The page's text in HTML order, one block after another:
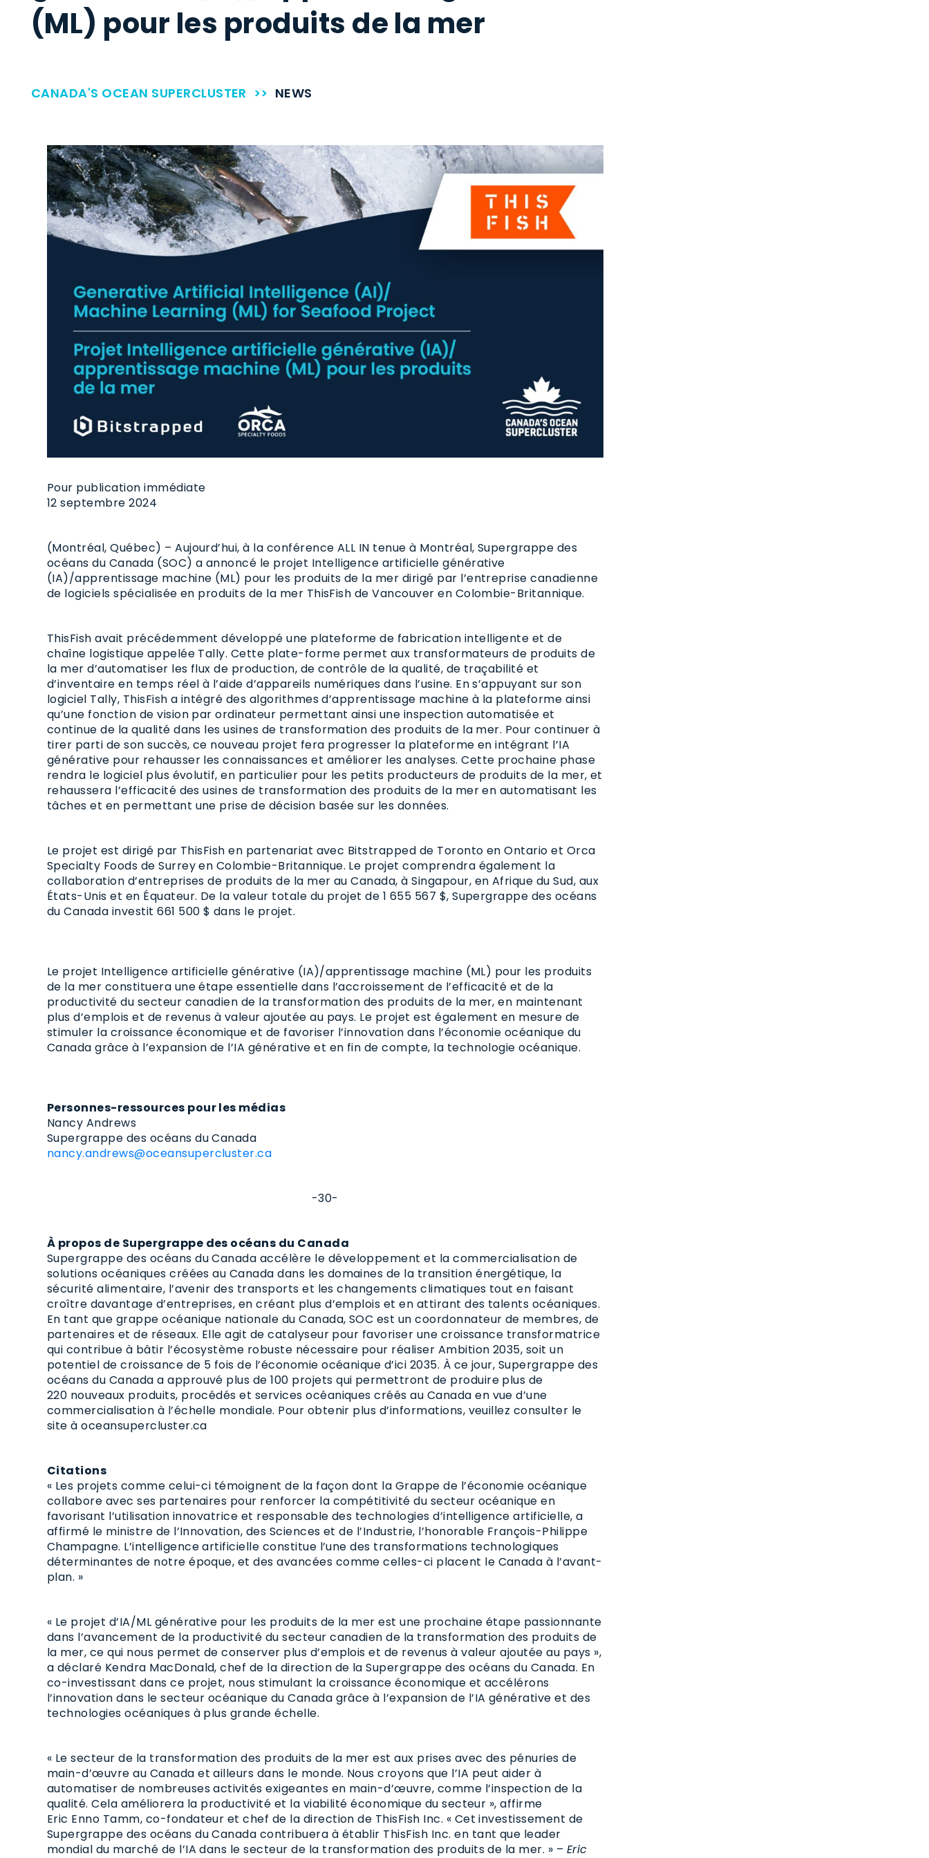
(ML) pour les produits de la mer
CANADA'S OCEAN SUPERCLUSTER >> NEWS
Pour publication immédiate
12 septembre 2024
(Montréal, Québec) – Aujourd’hui, à la conférence ALL IN tenue à Montréal, Supergrappe des
océans du Canada (SOC) a annoncé le projet Intelligence artificielle générative
(IA)/apprentissage machine (ML) pour les produits de la mer dirigé par l’entreprise canadienne
de logiciels spécialisée en produits de la mer ThisFish de Vancouver en Colombie-Britannique.
ThisFish avait précédemment développé une plateforme de fabrication intelligente et de
chaîne logistique appelée Tally. Cette plate-forme permet aux transformateurs de produits de
la mer d’automatiser les flux de production, de contrôle de la qualité, de traçabilité et
d’inventaire en temps réel à l’aide d’appareils numériques dans l’usine. En s’appuyant sur son
logiciel Tally, ThisFish a intégré des algorithmes d’apprentissage machine à la plateforme ainsi
qu’une fonction de vision par ordinateur permettant ainsi une inspection automatisée et
continue de la qualité dans les usines de transformation des produits de la mer. Pour continuer à
tirer parti de son succès, ce nouveau projet fera progresser la plateforme en intégrant l’IA
générative pour rehausser les connaissances et améliorer les analyses. Cette prochaine phase
rendra le logiciel plus évolutif, en particulier pour les petits producteurs de produits de la mer, et
rehaussera l’efficacité des usines de transformation des produits de la mer en automatisant les
tâches et en permettant une prise de décision basée sur les données.
Le projet est dirigé par ThisFish en partenariat avec Bitstrapped de Toronto en Ontario et Orca
Specialty Foods de Surrey en Colombie-Britannique. Le projet comprendra également la
collaboration d’entreprises de produits de la mer au Canada, à Singapour, en Afrique du Sud, aux
États-Unis et en Équateur. De la valeur totale du projet de 1 655 567 $, Supergrappe des océans
du Canada investit 661 500 $ dans le projet.
Le projet Intelligence artificielle générative (IA)/apprentissage machine (ML) pour les produits
de la mer constituera une étape essentielle dans l’accroissement de l’efficacité et de la
productivité du secteur canadien de la transformation des produits de la mer, en maintenant
plus d’emplois et de revenus à valeur ajoutée au pays. Le projet est également en mesure de
stimuler la croissance économique et de favoriser l’innovation dans l’économie océanique du
Canada grâce à l’expansion de l’IA générative et en fin de compte, la technologie océanique.
Personnes-ressources pour les médias
Nancy Andrews
Supergrappe des océans du Canada
nancy.andrews@oceansupercluster.ca
-30-
À propos de Supergrappe des océans du Canada
Supergrappe des océans du Canada accélère le développement et la commercialisation de
solutions océaniques créées au Canada dans les domaines de la transition énergétique, la
sécurité alimentaire, l’avenir des transports et les changements climatiques tout en faisant
croître davantage d’entreprises, en créant plus d’emplois et en attirant des talents océaniques.
En tant que grappe océanique nationale du Canada, SOC est un coordonnateur de membres, de
partenaires et de réseaux. Elle agit de catalyseur pour favoriser une croissance transformatrice
qui contribue à bâtir l’écosystème robuste nécessaire pour réaliser Ambition 2035, soit un
potentiel de croissance de 5 fois de l’économie océanique d’ici 2035. À ce jour, Supergrappe des
océans du Canada a approuvé plus de 100 projets qui permettront de produire plus de
220 nouveaux produits, procédés et services océaniques créés au Canada en vue d’une
commercialisation à l’échelle mondiale. Pour obtenir plus d’informations, veuillez consulter le
site à oceansupercluster.ca
Citations
« Les projets comme celui-ci témoignent de la façon dont la Grappe de l’économie océanique
collabore avec ses partenaires pour renforcer la compétitivité du secteur océanique en
favorisant l’utilisation innovatrice et responsable des technologies d’intelligence artificielle, a
affirmé le ministre de l’Innovation, des Sciences et de l’Industrie, l’honorable François-Philippe
Champagne. L’intelligence artificielle constitue l’une des transformations technologiques
déterminantes de notre époque, et des avancées comme celles-ci placent le Canada à l’avant-
plan. »
« Le projet d’IA/ML générative pour les produits de la mer est une prochaine étape passionnante
dans l’avancement de la productivité du secteur canadien de la transformation des produits de
la mer, ce qui nous permet de conserver plus d’emplois et de revenus à valeur ajoutée au pays »,
a déclaré Kendra MacDonald, chef de la direction de la Supergrappe des océans du Canada. En
co-investissant dans ce projet, nous stimulant la croissance économique et accélérons
l’innovation dans le secteur océanique du Canada grâce à l’expansion de l’IA générative et des
technologies océaniques à plus grande échelle.
« Le secteur de la transformation des produits de la mer est aux prises avec des pénuries de
main-d’œuvre au Canada et ailleurs dans le monde. Nous croyons que l’IA peut aider à
automatiser de nombreuses activités exigeantes en main-d’œuvre, comme l’inspection de la
qualité. Cela améliorera la productivité et la viabilité économique du secteur », affirme
Eric Enno Tamm, co-fondateur et chef de la direction de ThisFish Inc. « Cet investissement de
Supergrappe des océans du Canada contribuera à établir ThisFish Inc. en tant que leader
mondial du marché de l’IA dans le secteur de la transformation des produits de la mer. » – Eric